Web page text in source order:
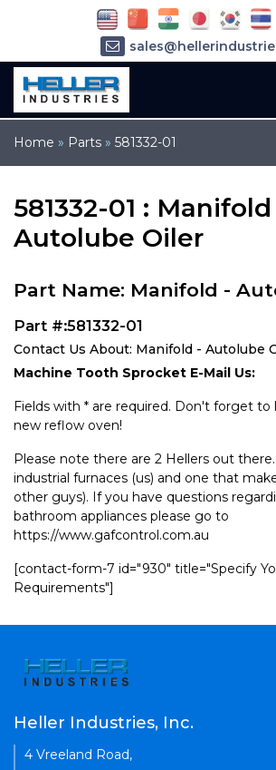
Home » Parts » 581332-01
581332-01 :
Autolube Oiler
Part Name: Manifold -
Part #:581332-01
Contact Us About: Manifold - Autolube
Machine Tooth Sprocket E-Mail Us:
Fields with * are required. Don't forget to
new reflow oven!
Please note there are 2 Hellers out
industrial furnaces (us) and one that
other guys). If you have questions
bathroom appliances please go to
https://www.gafcontrol.com.au
[contact-form-7 id="930" title="Specify
Requirements"]
Heller Industries, Inc.
4 Vreeland Road,